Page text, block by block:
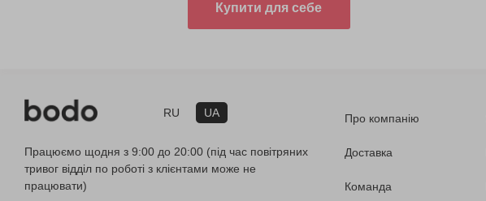
Купити для себе
RU UA
Працюємо щодня з 9:00 до 20:00 (під час повітряних
тривог відділ по роботі з клієнтами може не
працювати)
Про компанію
Доставка
Команда